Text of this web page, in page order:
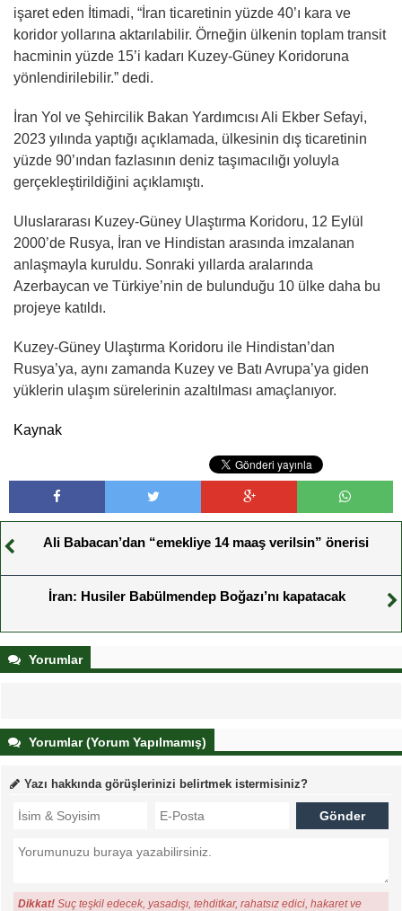
işaret eden İtimadi, “İran ticaretinin yüzde 40’ı kara ve
koridor yollarına aktarılabilir. Örneğin ülkenin toplam transit
hacminin yüzde 15’i kadarı Kuzey-Güney Koridoruna
yönlendirilebilir.” dedi.
İran Yol ve Şehircilik Bakan Yardımcısı Ali Ekber Sefayi,
2023 yılında yaptığı açıklamada, ülkesinin dış ticaretinin
yüzde 90’ından fazlasının deniz taşımacılığı yoluyla
gerçekleştirildiğini açıklamıştı.
Uluslararası Kuzey-Güney Ulaştırma Koridoru, 12 Eylül
2000’de Rusya, İran ve Hindistan arasında imzalanan
anlaşmayla kuruldu. Sonraki yıllarda aralarında
Azerbaycan ve Türkiye’nin de bulunduğu 10 ülke daha bu
projeye katıldı.
Kuzey-Güney Ulaştırma Koridoru ile Hindistan’dan
Rusya’ya, aynı zamanda Kuzey ve Batı Avrupa’ya giden
yüklerin ulaşım sürelerinin azaltılması amaçlanıyor.
Kaynak
Ali Babacan’dan “emekliye 14 maaş verilsin” önerisi
İran: Husiler Babülmendep Boğazı’nı kapatacak
Yorumlar
Yorumlar (Yorum Yapılmamış)
Yazı hakkında görüşlerinizi belirtmek istermisiniz?
Dikkat! Suç teşkil edecek, yasadışı, tehditkar, rahatsız edici, hakaret ve